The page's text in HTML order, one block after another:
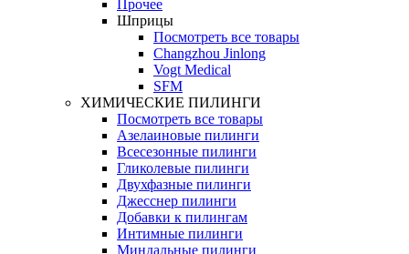
Прочее
Шприцы
Посмотреть все товары
Changzhou Jinlong
Vogt Medical
SFM
ХИМИЧЕСКИЕ ПИЛИНГИ
Посмотреть все товары
Азелаиновые пилинги
Всесезонные пилинги
Гликолевые пилинги
Двухфазные пилинги
Джесснер пилинги
Добавки к пилингам
Интимные пилинги
Миндальные пилинги